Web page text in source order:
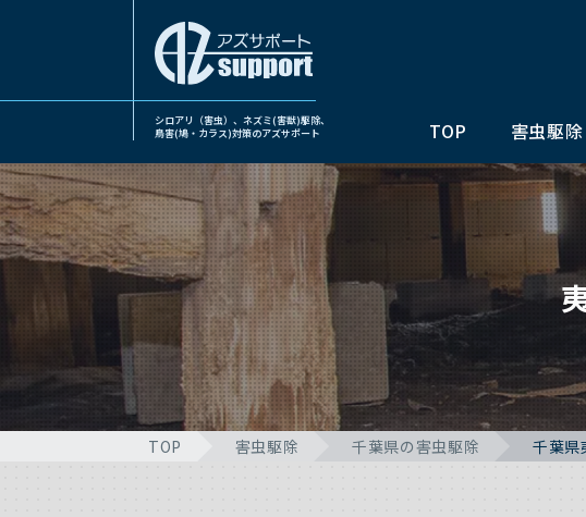
シロアリ（害虫）、ネズミ(害獣)駆除、
鳥害(鳩・カラス)対策のアズサポート
TOP 害虫駆除
TOP 害虫駆除 千葉県の害虫駆除 千葉県